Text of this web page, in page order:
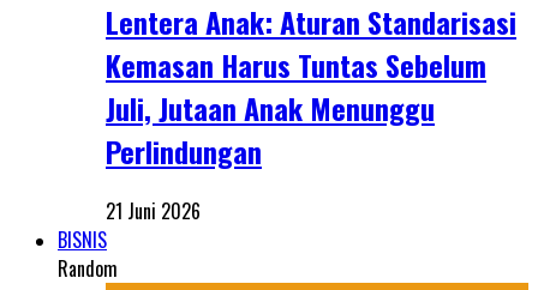
Lentera Anak: Aturan Standarisasi
Kemasan Harus Tuntas Sebelum
Juli, Jutaan Anak Menunggu
Perlindungan
21 Juni 2026
BISNIS
Random